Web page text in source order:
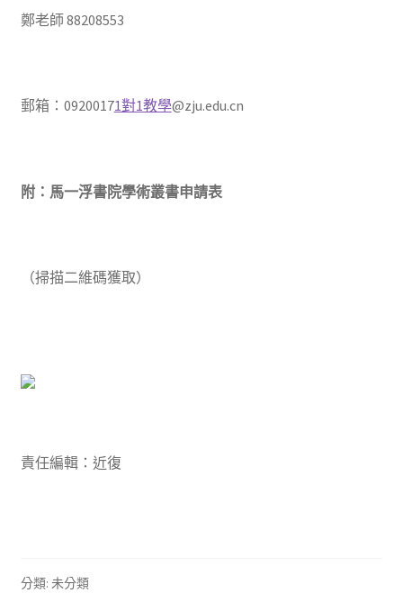
鄭老師 88208553
郵箱：09200171對1教學@zju.edu.cn
附：馬一浮書院學術叢書申請表
（掃描二維碼獲取）
責任編輯：近復
分類: 未分類